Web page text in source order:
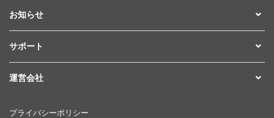
お知らせ
サポート
運営会社
プライバシーポリシー